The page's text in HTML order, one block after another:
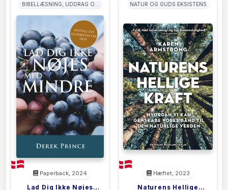
BIBELLÆSNING, UDDRAG OG
Paperback, 2024
Lad Dig Ikke Nøjes
NATUR OG GUDS EKSISTENS
Hæftet, 2023
Naturens Hellige